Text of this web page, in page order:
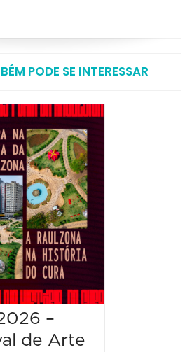
PODE SE INTERESSAR
–
de Arte